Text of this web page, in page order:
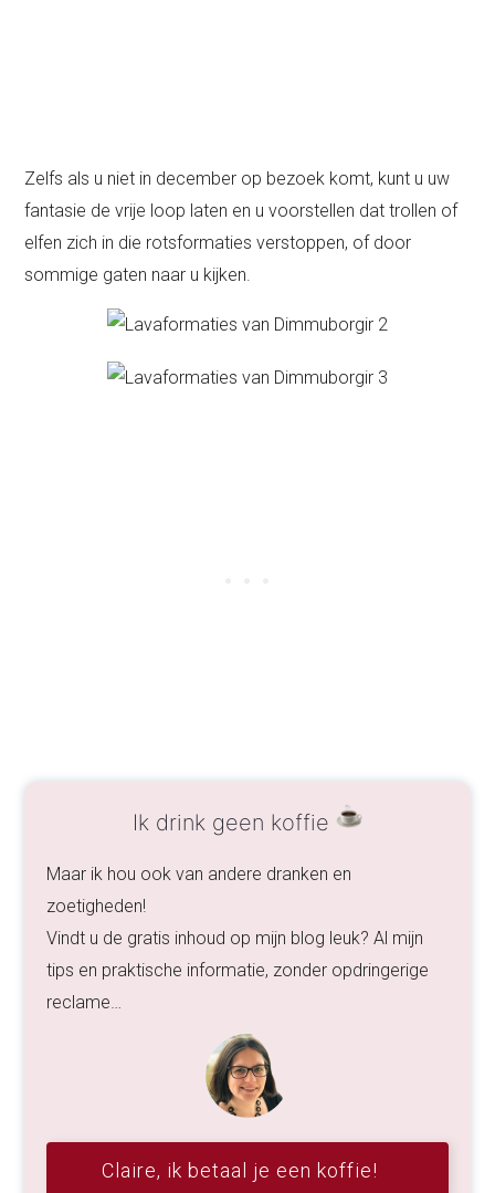
Zelfs als u niet in december op bezoek komt, kunt u uw
fantasie de vrije loop laten en u voorstellen dat trollen of
elfen zich in die rotsformaties verstoppen, of door
sommige gaten naar u kijken.
Ik drink geen koffie
Maar ik hou ook van andere dranken en
zoetigheden!
Vindt u de gratis inhoud op mijn blog leuk? Al mijn
tips en praktische informatie, zonder opdringerige
reclame…
Claire, ik betaal je een koffie!